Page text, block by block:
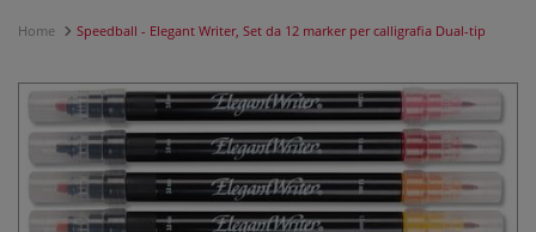
Home Speedball - Elegant Writer, Set da 12 marker per calligrafia Dual-tip